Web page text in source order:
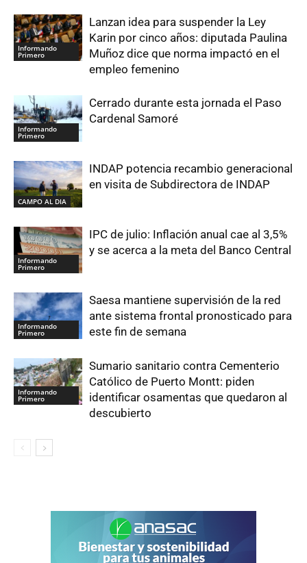
Informando
Primero
Lanzan idea para suspender la Ley
Karin por cinco años: diputada Paulina
Muñoz dice que norma impactó en el
empleo femenino
Informando
Primero
Cerrado durante esta jornada el Paso
Cardenal Samoré
CAMPO AL DIA
INDAP potencia recambio generacional
en visita de Subdirectora de INDAP
Informando
Primero
IPC de julio: Inflación anual cae al 3,5%
y se acerca a la meta del Banco Central
Informando
Primero
Saesa mantiene supervisión de la red
ante sistema frontal pronosticado para
este fin de semana
Informando
Primero
Sumario sanitario contra Cementerio
Católico de Puerto Montt: piden
identificar osamentas que quedaron al
descubierto